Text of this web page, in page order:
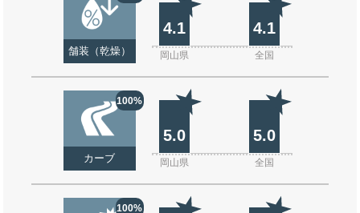
舗装（乾燥）
4.1 4.1
岡山県 全国
100%
カーブ
5.0 5.0
岡山県 全国
100%